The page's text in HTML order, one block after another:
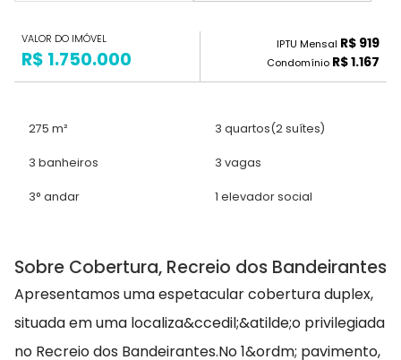
VALOR DO IMÓVEL
R$ 1.750.000
IPTU Mensal R$ 919
Condomínio R$ 1.167
275 m² 3 quartos(2 suítes)
3 banheiros 3 vagas
3° andar 1 elevador social
Sobre Cobertura, Recreio dos Bandeirantes
Apresentamos uma espetacular cobertura duplex,
situada em uma localiza&ccedil;&atilde;o privilegiada
no Recreio dos Bandeirantes.No 1&ordm; pavimento,